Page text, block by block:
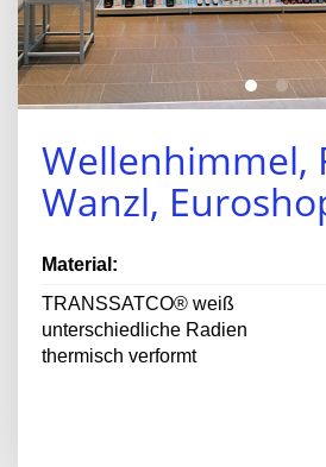
Wellenhimmel,
Wanzl,
Material:
TRANSSATCO® weiß
unterschiedliche Radien
thermisch verformt